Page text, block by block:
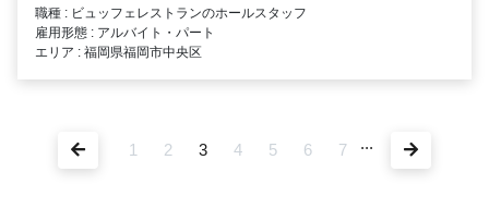
職種 : ビュッフェレストランのホールスタッフ
雇用形態 : アルバイト・パート
エリア : 福岡県福岡市中央区
1 2 3 4 5 6 7 ...